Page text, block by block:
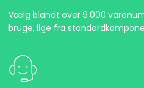
Vælg blandt over 9.000
bruge, lige fra